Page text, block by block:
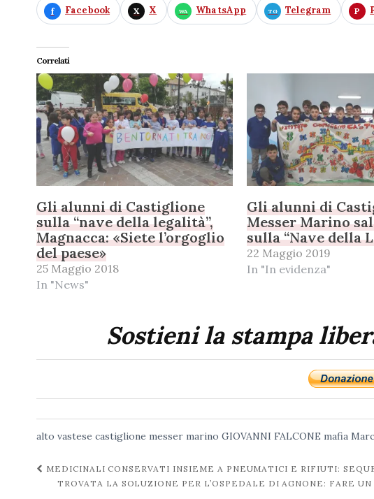
Facebook X WhatsApp Telegram
Correlati
Gli alunni di Castiglione
sulla “nave della legalità”,
Magnacca: «Siete l’orgoglio
del paese»
25 Maggio 2018
In "News"
Gli alunni di
Messer Marino
sulla “Nave della
22 Maggio 2019
In "In evidenza"
Sostieni la stampa
alto vastese castiglione messer marino GIOVANNI FALCONE mafia
Navigazione
MEDICINALI CONSERVATI INSIEME A PNEUMATICI E RIFIUTI:
TROVATA LA SOLUZIONE PER L’OSPEDALE DI AGNONE: FARE